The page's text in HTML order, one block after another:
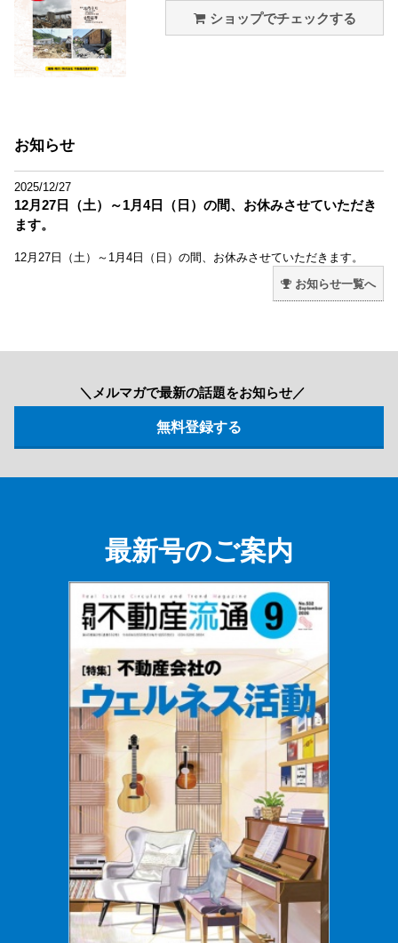
ショップでチェックする
お知らせ
2025/12/27
12月27日（土）～1月4日（日）の間、お休みさせていただき
ます。
12月27日（土）～1月4日（日）の間、お休みさせていただきます。
お知らせ一覧へ
＼メルマガで最新の話題をお知らせ／
最新号のご案内